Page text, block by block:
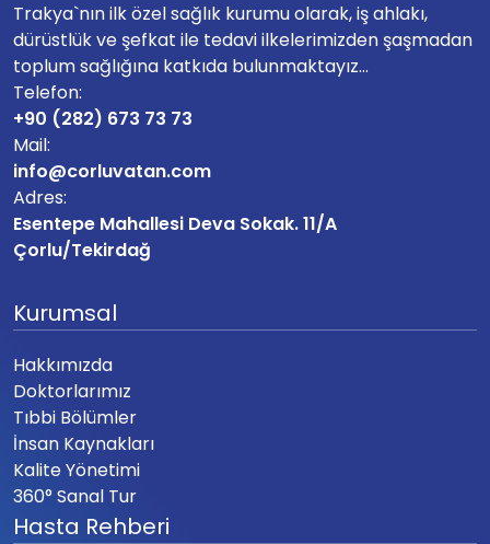
Trakya`nın ilk özel sağlık kurumu olarak, iş ahlakı,
dürüstlük ve şefkat ile tedavi ilkelerimizden şaşmadan
toplum sağlığına katkıda bulunmaktayız...
Telefon:
+90 (282) 673 73 73
Mail:
info@corluvatan.com
Adres:
Esentepe Mahallesi Deva Sokak. 11/A
Çorlu/Tekirdağ
Kurumsal
Hakkımızda
Doktorlarımız
Tıbbi Bölümler
İnsan Kaynakları
Kalite Yönetimi
360° Sanal Tur
Hasta Rehberi